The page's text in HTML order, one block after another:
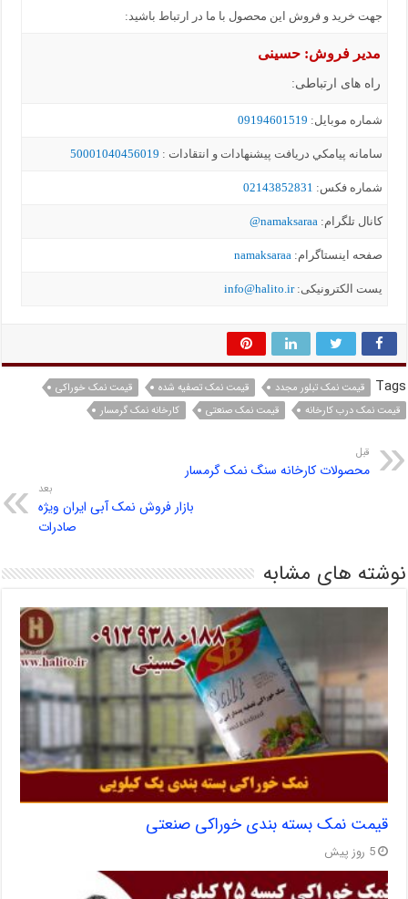
جهت خرید و فروش این محصول با ما در ارتباط باشید:
مدیر فروش: حسینی
راه های ارتباطی:
شماره موبايل: 09194601519
سامانه پيامکي دریافت پیشنهادات و انتقادات : 50001040456019
شماره فکس: 02143852831
کانال تلگرام: namaksaraa@
صفحه اینستاگرام: namaksaraa
یست الکترونیکی:info@halito.ir
Tags قیمت نمک تبلور مجدد قیمت نمک تصفیه شده
قیمت نمک خوراکی
قیمت نمک درب کارخانه
قیمت نمک صنعتی کارخانه نمک گرمسار
قبل
محصولات کارخانه سنگ نمک گرمسار
بعد
بازار فروش نمک آبی ایران ویژه
صادرات
نوشته های مشابه
قیمت نمک بسته بندی خوراکی صنعتی
5 روز پیش